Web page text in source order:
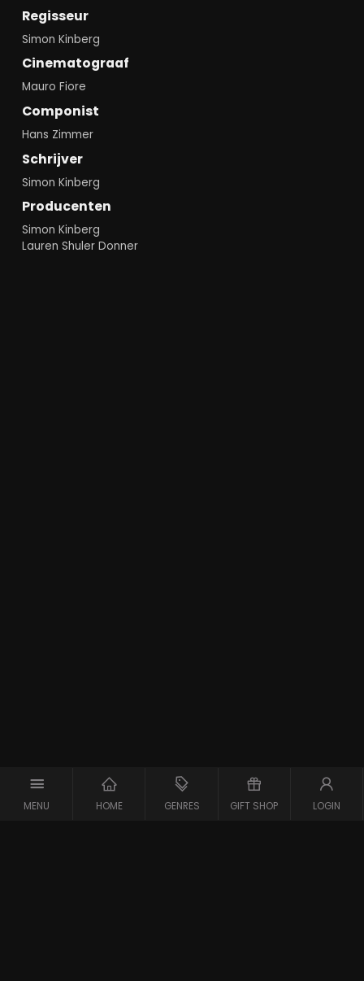
MENU HOME GENRES GIFT SHOP LOGIN
Regisseur
Simon Kinberg
Cinematograaf
Mauro Fiore
Componist
Hans Zimmer
Schrijver
Simon Kinberg
Producenten
Simon Kinberg
Lauren Shuler Donner